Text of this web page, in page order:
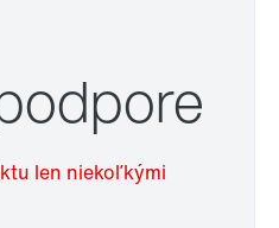
len niekoľkými